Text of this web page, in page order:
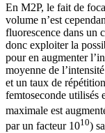
En M2P, le fait de
volume n’est
fluorescence dans un
donc exploiter la
pour en augmenter
moyenne de
et un taux de
femtoseconde utilisés
maximale est
par un facteur 1010)